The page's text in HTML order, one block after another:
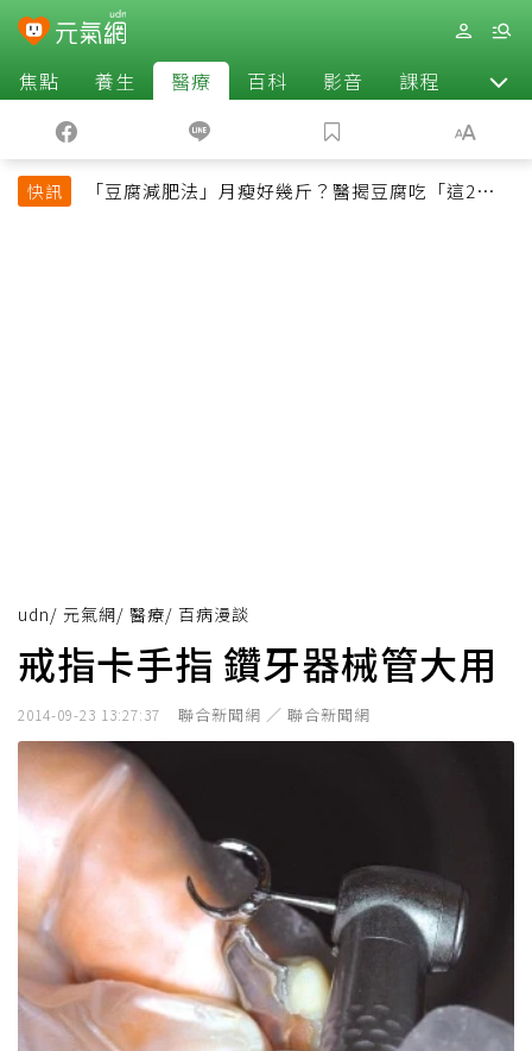
焦點 養生 醫療 百科 影音 課程 退休
快訊
「豆腐減肥法」月瘦好幾斤？醫揭豆腐吃「這2種最
udn/ 元氣網/ 醫療/ 百病漫談
戒指卡手指 鑽牙器械管大用
2014-09-23 13:27:37 聯合新聞網 ／ 聯合新聞網